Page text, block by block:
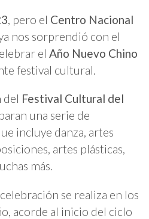
, pero el Centro Nacional
nos sorprendió con el
el Año Nuevo Chino
festival cultural.
del Festival Cultural del
una serie de
incluye danza, artes
artes plásticas,
más.
se realiza en los
acorde al inicio del ciclo